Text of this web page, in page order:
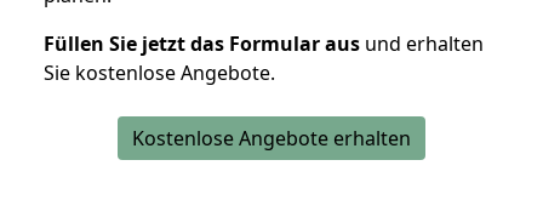
Füllen Sie jetzt das Formular aus und erhalten
Sie kostenlose Angebote.
Kostenlose Angebote erhalten